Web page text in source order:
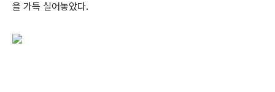
을 가득 실어놓았다.